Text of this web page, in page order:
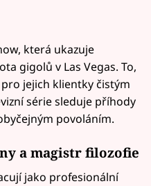
která ukazuje
gigolů v Las Vegas. To,
jejich klientky čistým
série sleduje příhody
povoláním.
a magistr filozofie
jako profesionální